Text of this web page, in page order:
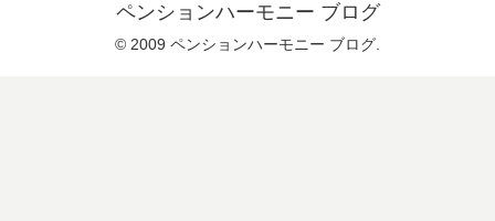
ペンションハーモニー ブログ
© 2009 ペンションハーモニー ブログ.